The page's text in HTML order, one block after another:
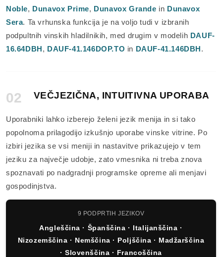
Noble, Dunavox Prime, Dunavox Grande in Dunavox
Sera. Ta vrhunska funkcija je na voljo tudi v izbranih
podpultnih vinskih hladilnikih, med drugim v modelih DAUF-
16.64DBH, DAUF-41.146DOP.TO in DAUF-41.146DBH.
02 VEČJEZIČNA, INTUITIVNA UPORABA
Uporabniki lahko izberejo želeni jezik menija in si tako
popolnoma prilagodijo izkušnjo uporabe vinske vitrine. Po
izbiri jezika se vsi meniji in nastavitve prikazujejo v tem
jeziku za največje udobje, zato vmesnika ni treba znova
spoznavati po nadgradnji programske opreme ali menjavi
gospodinjstva.
9 PODPRTIH JEZIKOV
Angleščina · Španščina · Italijanščina ·
Nizozemščina · Nemščina · Poljščina · Madžarščina
· Slovenščina · Francoščina